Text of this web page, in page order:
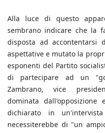
Alla luce di questo
sembrano indicare che la
disposta ad
aspettative e mutato la
esponenti del Partito
di partecipare ad un
Zambrano, vice
dominata
dichiarato in
necessiterebbe di "un